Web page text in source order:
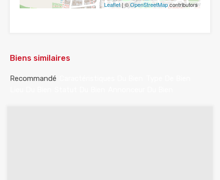
Leaflet| ©OpenStreetMapcontributors
Biens similaires
Recommandé